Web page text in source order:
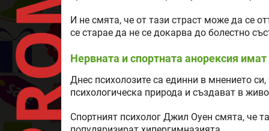
И не смята, че от тази страст може да се
се старае да не се докарва до болестно
Нервната и спортната анорексия
Днес психолозите са единни в мнението
психологическа природа и създават в
Спортният психолог Джил Оуен смята, че